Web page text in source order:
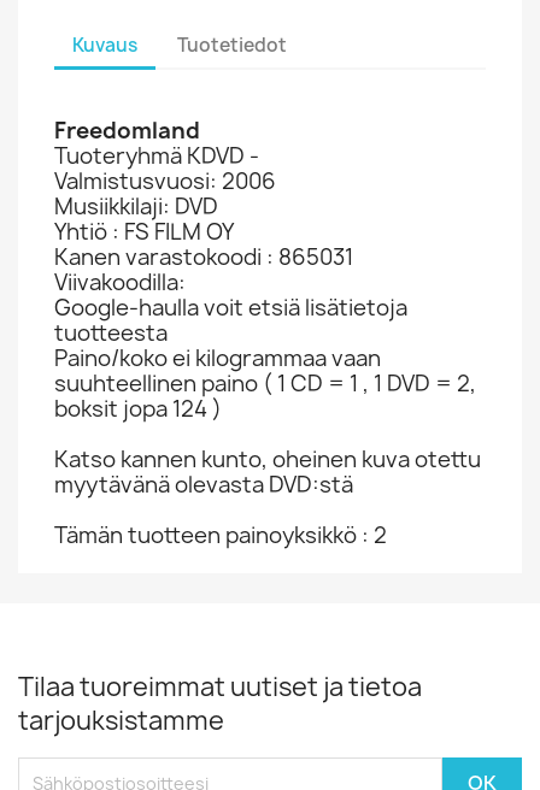
Kuvaus Tuotetiedot
Freedomland
Tuoteryhmä KDVD -
Valmistusvuosi: 2006
Musiikkilaji: DVD
Yhtiö : FS FILM OY
Kanen varastokoodi : 865031
Viivakoodilla:
Google-haulla voit etsiä lisätietoja
tuotteesta
Paino/koko ei kilogrammaa vaan
suuhteellinen paino ( 1 CD = 1 , 1 DVD = 2,
boksit jopa 124 )
Katso kannen kunto, oheinen kuva otettu
myytävänä olevasta DVD:stä
Tämän tuotteen painoyksikkö : 2
Tilaa tuoreimmat uutiset ja tietoa
tarjouksistamme